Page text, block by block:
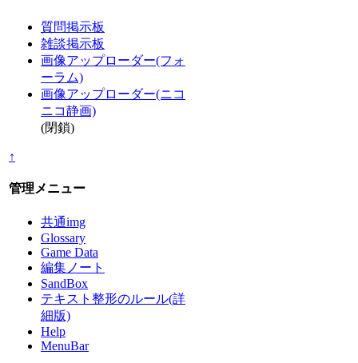
質問掲示板
雑談掲示板
画像アップローダー(フォ
ーラム)
画像アップローダー(ニコ
ニコ静画)
(閉鎖)
↑
管理メニュー
共通img
Glossary
Game Data
編集ノート
SandBox
テキスト整形のルール(詳
細版)
Help
MenuBar